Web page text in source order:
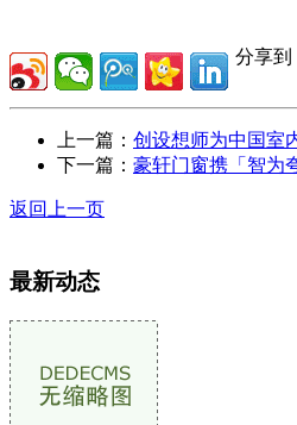
分享到
上一篇： 创设想师为中国室
下一篇： 豪轩门窗携「智为
返回上一页
最新动态